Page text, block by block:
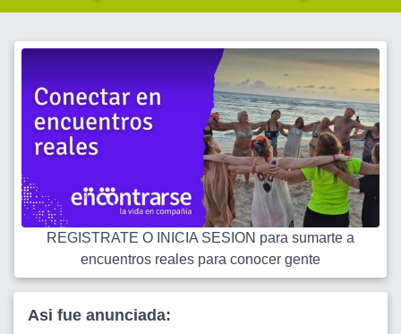
REGISTRATE O INICIA SESION para sumarte a
encuentros reales para conocer gente
Asi fue anunciada: